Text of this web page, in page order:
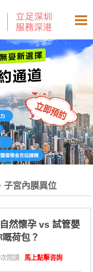
子宮內膜異位
然懷孕 vs 試管嬰
荷包？
閱讀 馬上點擊咨詢